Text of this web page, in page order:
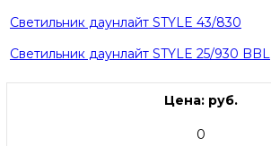
Светильник даунлайт STYLE 43/830
Светильник даунлайт STYLE 25/930 BBL
Цена: руб.
0